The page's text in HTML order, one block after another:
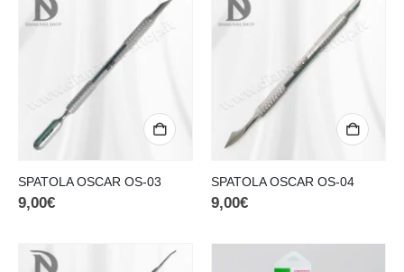
SPATOLA OSCAR OS-03
9,00€
SPATOLA OSCAR OS-04
9,00€